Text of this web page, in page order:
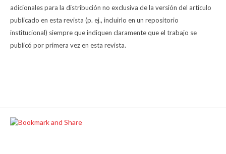
adicionales para la distribución no exclusiva de la versión del artículo
publicado en esta revista (p. ej., incluirlo en un repositorio
institucional) siempre que indiquen claramente que el trabajo se
publicó por primera vez en esta revista.